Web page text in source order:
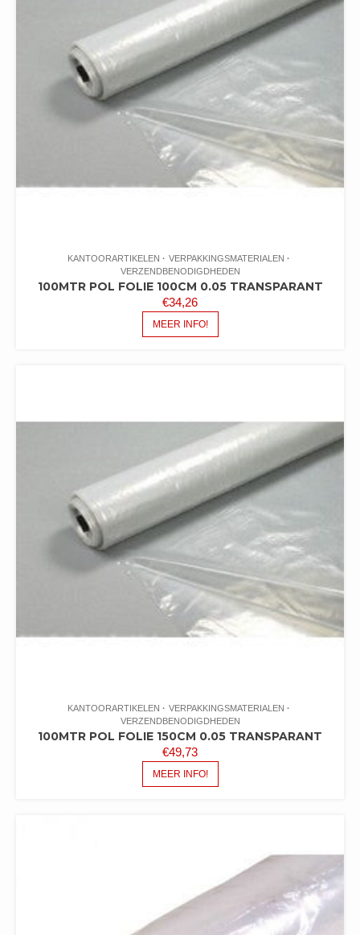
KANTOORARTIKELEN
VERPAKKINGSMATERIALEN
VERZENDBENODIGDHEDEN
100MTR POL FOLIE 100CM 0.05 TRANSPARANT
€34,26
MEER INFO!
KANTOORARTIKELEN
VERPAKKINGSMATERIALEN
VERZENDBENODIGDHEDEN
100MTR POL FOLIE 150CM 0.05 TRANSPARANT
€49,73
MEER INFO!